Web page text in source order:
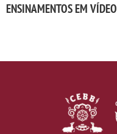
ENSINAMENTOS EM VÍDEO